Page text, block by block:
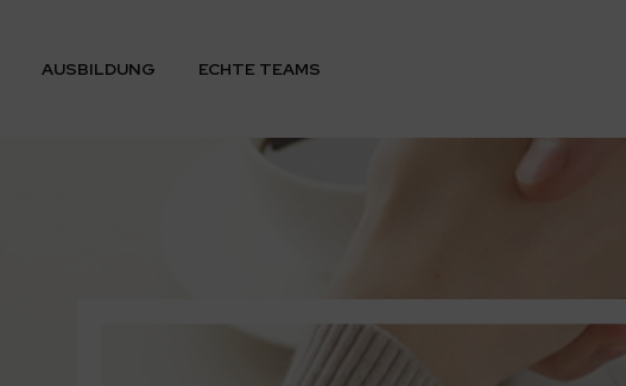
AUSBILDUNG ECHTE TEAMS